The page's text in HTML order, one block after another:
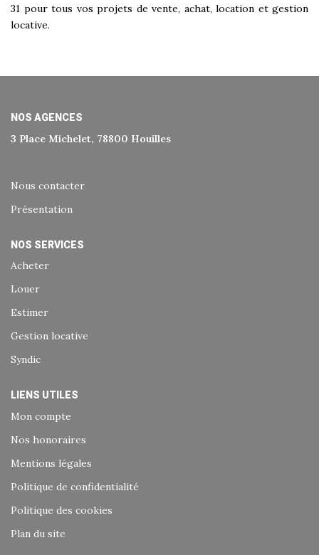
31 pour tous vos projets de vente, achat, location et gestion
locative.
NOS AGENCES
3 Place Michelet, 78800 Houilles
Nous contacter
Présentation
NOS SERVICES
Acheter
Louer
Estimer
Gestion locative
Syndic
LIENS UTILES
Mon compte
Nos honoraires
Mentions légales
Politique de confidentialité
Politique des cookies
Plan du site